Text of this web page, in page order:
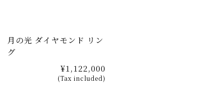
月の光 ダイヤモンド リン
グ
¥1,122,000
(Tax included)